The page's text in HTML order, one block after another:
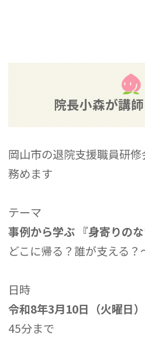
院長小森が講
岡山市の退院支援職員研
務めます
テーマ
事例から学ぶ 『身寄りのな
どこに帰る？誰が支える？
日時
令和8年3月10日（火曜日）
45分まで